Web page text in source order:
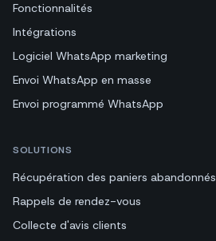
Fonctionnalités
Intégrations
Logiciel WhatsApp marketing
Envoi WhatsApp en masse
Envoi programmé WhatsApp
SOLUTIONS
Récupération des paniers abandonnés
Rappels de rendez-vous
Collecte d'avis clients